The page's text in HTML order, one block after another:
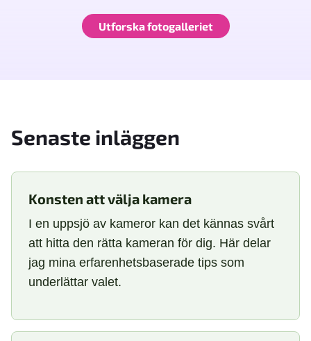
Utforska fotogalleriet
Senaste inläggen
Konsten att välja kamera
I en uppsjö av kameror kan det kännas svårt
att hitta den rätta kameran för dig. Här delar
jag mina erfarenhetsbaserade tips som
underlättar valet.